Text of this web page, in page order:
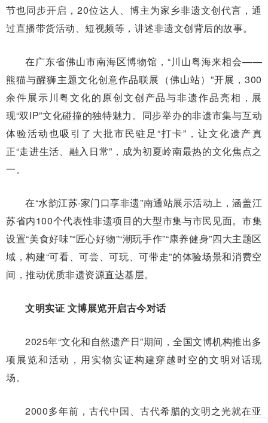
节也同步开启，20位达人、博主为家乡非遗文创代言，通
过直播带货活动、短视频等，讲述非遗文创背后的故事。
在广东省佛山市南海区博物馆，“川山粤海来相会——
熊猫与醒狮主题文化创意作品联展（佛山站）”开展，300
余件展示川粤文化的原创文创产品与非遗作品亮相，展
现“双IP”文化碰撞的独特魅力。同步举办的非遗市集与互动
体验活动也吸引了大批市民驻足“打卡”，让文化遗产真
正“走进生活、融入日常”，成为初夏岭南最热的文化焦点之
一。
在“水韵江苏·家门口享非遗”南通站展示活动上，涵盖江
苏省内100个代表性非遗项目的大型市集与市民见面。市集
设置“美食好味”“匠心好物”“潮玩手作”“康养健身”四大主题区
域，构建“可看、可尝、可玩、可带走”的体验场景和消费空
间，推动优质非遗资源直达基层。
文明实证 文博展览开启古今对话
2025年“文化和自然遗产日”期间，全国文博机构推出多
项展览和活动，用实物实证构建穿越时空的文明对话现
场。
2000多年前，古代中国、古代希腊的文明之光就在亚